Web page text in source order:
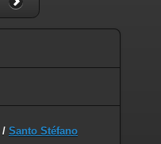
/ Santo Stéfano